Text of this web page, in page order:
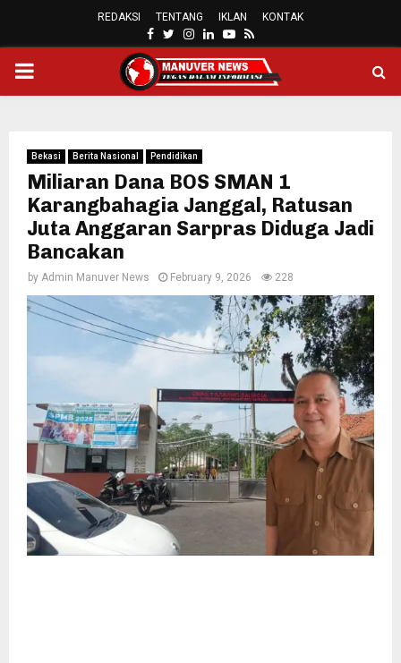
REDAKSI TENTANG IKLAN KONTAK
FACEBOOK
TWITTER
INSTAGRAM
LINKEDINYOUTUBE
RSS
PRIMARY
Bekasi Berita Nasional Pendidikan
Miliaran Dana BOS SMAN 1
Karangbahagia Janggal, Ratusan
Juta Anggaran Sarpras Diduga Jadi
Bancakan
by Admin Manuver News February 9, 2026 228